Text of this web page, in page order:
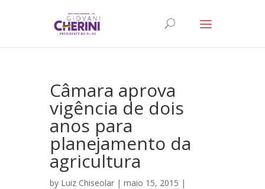
Câmara aprova
vigência de dois
anos para
planejamento da
agricultura
by Luiz Chiseolar | maio 15, 2015 |